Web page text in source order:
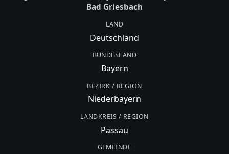
Bad Griesbach
LAND
Deutschland
BUNDESLAND
Bayern
BEZIRK / REGION
Niederbayern
LANDKREIS / REGION
Passau
GEMEINDE